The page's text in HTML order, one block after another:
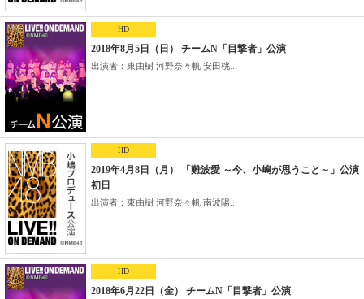
HD
2018年8月5日（日） チームN「目撃者」公演
出演者：東由樹 河野奈々帆 安田桃...
HD
2019年4月8日（月） 「難波愛 ～今、小嶋が思うこと～」公演
初日
出演者：東由樹 河野奈々帆 南波陽...
HD
2018年6月22日（金） チームN「目撃者」公演